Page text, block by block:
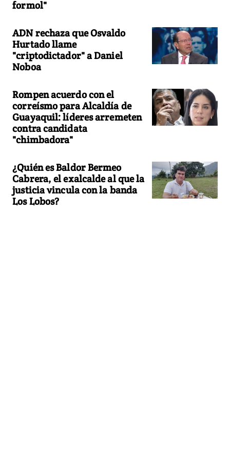
formol"
ADN rechaza que Osvaldo
Hurtado llame
"criptodictador" a Daniel
Noboa
Rompen acuerdo con el
correísmo para Alcaldía de
Guayaquil: líderes arremeten
contra candidata
"chimbadora"
¿Quién es Baldor Bermeo
Cabrera, el exalcalde al que la
justicia vincula con la banda
Los Lobos?